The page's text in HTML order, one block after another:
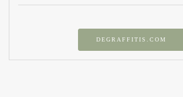
DEGRAFFITIS.COM